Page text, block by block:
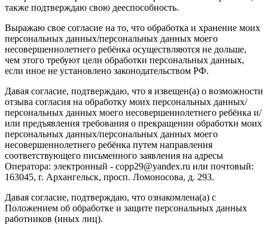
также подтверждаю свою дееспособность.
Выражаю свое согласие на то, что обработка и хранение моих
персональных данных/персональных данных моего
несовершеннолетнего ребёнка осуществляются не дольше,
чем этого требуют цели обработки персональных данных,
если иное не установлено законодательством РФ.
Давая согласие, подтверждаю, что я извещен(а) о возможности
отзыва согласия на обработку моих персональных данных/
персональных данных моего несовершеннолетнего ребёнка и/
или предъявления требования о прекращении обработки моих
персональных данных/персональных данных моего
несовершеннолетнего ребёнка путем направления
соответствующего письменного заявления на адресы
Оператора: электронный - copp29@yandex.ru или почтовый:
163045, г. Архангельск, просп. Ломоносова, д. 293.
Давая согласие, подтверждаю, что ознакомлена(а) с
Положением об обработке и защите персональных данных
работников (иных лиц).